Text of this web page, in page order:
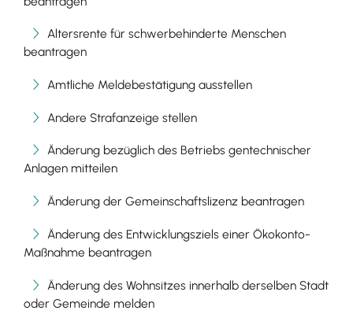
Altersrente für schwerbehinderte Menschen
beantragen
Amtliche Meldebestätigung ausstellen
Andere Strafanzeige stellen
Änderung bezüglich des Betriebs gentechnischer
Anlagen mitteilen
Änderung der Gemeinschaftslizenz beantragen
Änderung des Entwicklungsziels einer Ökokonto-
Maßnahme beantragen
Änderung des Wohnsitzes innerhalb derselben Stadt
oder Gemeinde melden